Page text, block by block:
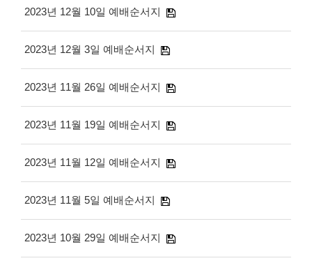
2023년 12월 10일 예배순서지
2023년 12월 3일 예배순서지
2023년 11월 26일 예배순서지
2023년 11월 19일 예배순서지
2023년 11월 12일 예배순서지
2023년 11월 5일 예배순서지
2023년 10월 29일 예배순서지